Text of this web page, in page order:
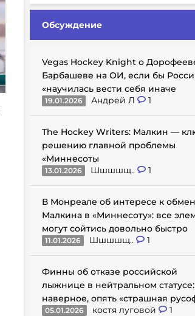
Обсуждение
Vegas Hockey Knight о
Барбашеве на ОИ, если бы
«научилась вести себя иначе
19.01.2026 Андрей Л 1
The Hockey Writers: Малкин —
решению главной проблемы
«Миннесоты
13.01.2026 Шшшшщ.. 1
В Монреале об интересе к
Малкина в «Миннесоту»: все
могут сойтись довольно быстро
11.01.2026 Шшшшщ.. 1
Финны об отказе российской
лыжнице в нейтральном статусе:
наверное, опять «страшная
05.01.2026 костя луговой 1